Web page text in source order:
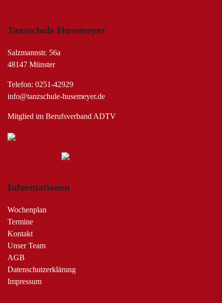
Tanzschule Husemeyer
Salzmannstr. 56a
48147 Münster
Telefon: 0251-42929
info@tanzschule-husemeyer.de
Mitglied im Berufsverband ADTV
Informationen
Wochenplan
Termine
Kontakt
Unser Team
AGB
Datenschutzerklärung
Impressum